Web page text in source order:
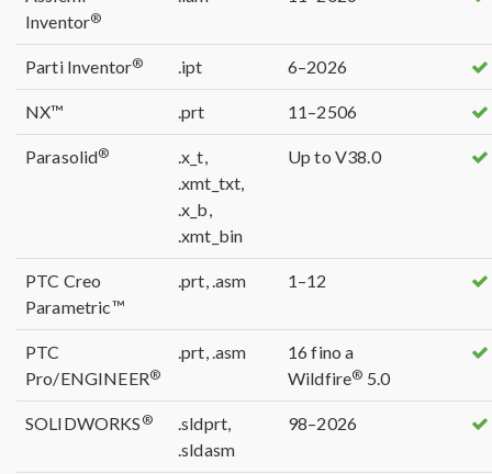
Inventor®
Parti Inventor® .ipt 6–2026
NX™ .prt 11–2506
Parasolid®
.x_t,
.xmt_txt,
.x_b,
.xmt_bin
Up to V38.0
PTC Creo
Parametric™
.prt, .asm 1–12
PTC
Pro/ENGINEER®
.prt, .asm
16 fino a
Wildfire® 5.0
SOLIDWORKS ®
.sldprt,
.sldasm
98–2026